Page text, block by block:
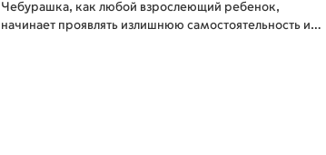
Чебурашка, как любой взрослеющий ребенок,
начинает проявлять излишнюю самостоятельность и